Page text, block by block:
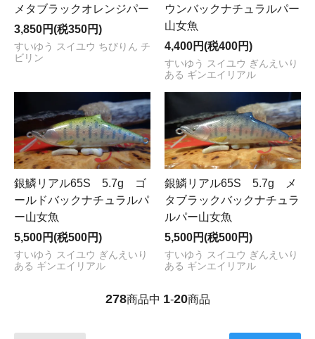
メタブラックオレンジパー
3,850円(税350円)
すいゆう スイユウ ちびりん チ
ビリン
ウンバックナチュラルパー
山女魚
4,400円(税400円)
すいゆう スイユウ ぎんえいり
ある ギンエイリアル
銀鱗リアル65S 5.7g ゴ
ールドバックナチュラルパ
ー山女魚
5,500円(税500円)
すいゆう スイユウ ぎんえいり
ある ギンエイリアル
銀鱗リアル65S 5.7g メ
タブラックバックナチュラ
ルパー山女魚
5,500円(税500円)
すいゆう スイユウ ぎんえいり
ある ギンエイリアル
278商品中 1-20商品